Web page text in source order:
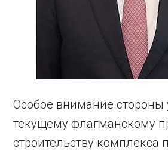
Особое внимание стороны
текущему флагманскому
строительству комплекса